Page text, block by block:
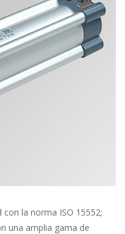
la norma ISO 15552;
una amplia gama de